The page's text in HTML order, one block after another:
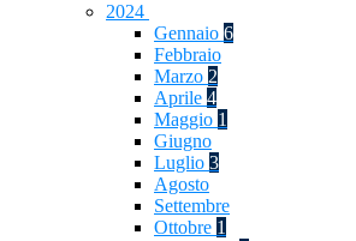
2024
Gennaio 6
Febbraio
Marzo 2
Aprile 4
Maggio 1
Giugno
Luglio 3
Agosto
Settembre
Ottobre 1